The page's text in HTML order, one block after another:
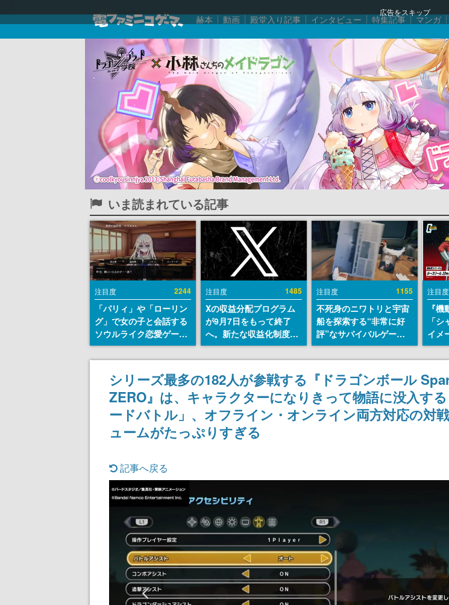
広告をスキップ
赫本 動画 殿堂入り記事 インタビュー 特集記事 マンガ
いま読まれている記事
注目度 2244
「パリィ」や「ローリン
グ」で女の子と会話する
ソウルライク恋愛ゲーム
『小早川さんはソウルラ
イク』無料公開。返事に
失敗すると「YOU
DIED」
注目度 1485
Xの収益分配プログラム
が9月7日をもって終了
へ。新たな収益化制度
「Original Content
Rewards Program」を
注目度 1155
不死身のニワトリと宇宙
船を探索する“非常に好
評”なサバイバルゲーム
『Breathedge』が無料
で配布中。入手できる期
間は8月10日まで
注目度
『
「
イメ
リー
には
マ
エン
どを
シリーズ最多の182人が参戦する『ドラゴンボール
ZERO』は、キャラクターになりきって物語に没入す
ードバトル」、オフライン・オンライン両方対応の対
ュームがたっぷりすぎる
記事へ戻る